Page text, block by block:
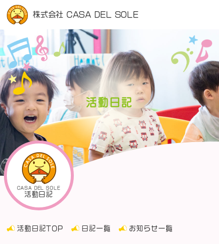
株式会社 CASA DEL SOLE
活動日記
CASA DEL SOLE
活動日記
活動日記TOP 日記一覧 お知らせ一覧